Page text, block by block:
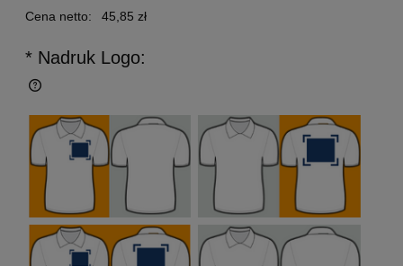
Cena netto:
45,85 zł
* Nadruk Logo: